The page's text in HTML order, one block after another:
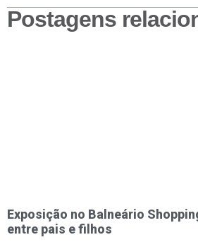
Postagens
Exposição no Balneário
entre pais e filhos